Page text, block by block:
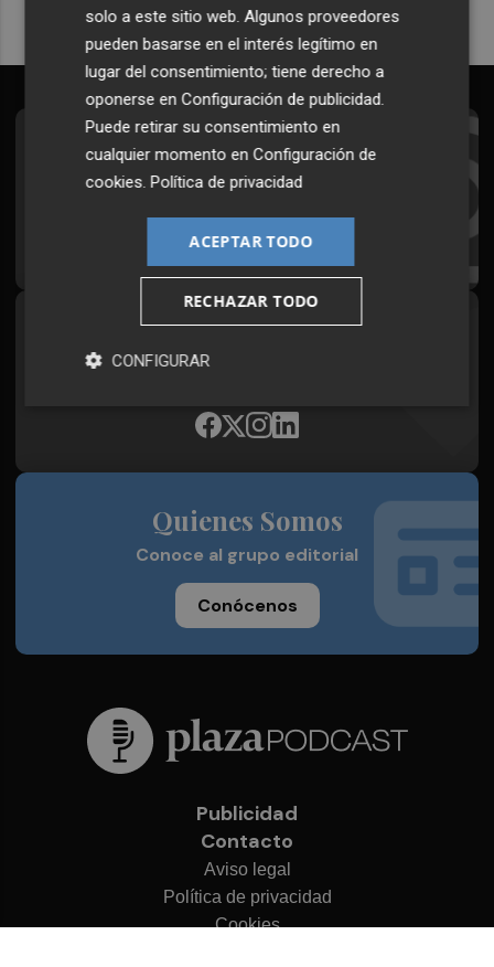
Suscríbete al Boletín
Todos los días a primera hora en tu email
¡Quiero suscribirme!
Síguenos en redes
Plaza Podcast, desde cualquier medio
Quienes Somos
Conoce al grupo editorial
Conócenos
Publicidad
Contacto
Aviso legal
Política de privacidad
Cookies
solo a este sitio web. Algunos proveedores
pueden basarse en el interés legítimo en
lugar del consentimiento; tiene derecho a
oponerse enConfiguración de publicidad.
Puede retirar su consentimiento en
cualquier momento enConfiguración de
cookies.Política de privacidad
ACEPTAR TODO
RECHAZAR TODO
CONFIGURAR